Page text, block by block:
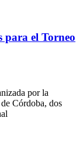
para el Torneo
por la
Córdoba, dos